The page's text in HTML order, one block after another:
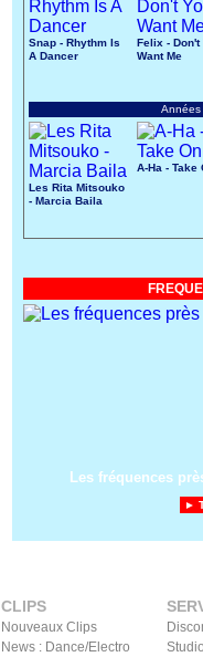
Snap - Rhythm Is
A Dancer
Felix - Don't
Want Me
Années
Les Rita Mitsouko
- Marcia Baila
A-Ha - Take
Les fréquences
►
CLIPS
Nouveaux Clips
News : Dance/Electro